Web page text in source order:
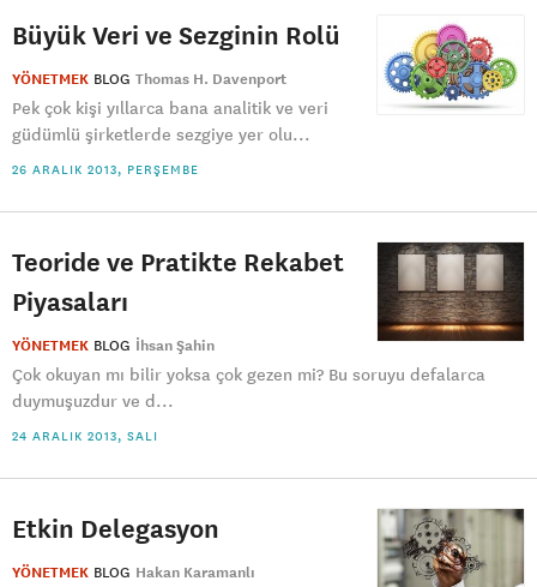
Büyük Veri ve Sezginin Rolü
YÖNETMEK BLOG Thomas H. Davenport
Pek çok kişi yıllarca bana analitik ve veri
güdümlü şirketlerde sezgiye yer olu...
26 ARALIK 2013, PERŞEMBE
Teoride ve Pratikte Rekabet
Piyasaları
YÖNETMEK BLOG İhsan Şahin
Çok okuyan mı bilir yoksa çok gezen mi? Bu soruyu defalarca
duymuşuzdur ve d...
24 ARALIK 2013, SALI
Etkin Delegasyon
YÖNETMEK BLOG Hakan Karamanlı